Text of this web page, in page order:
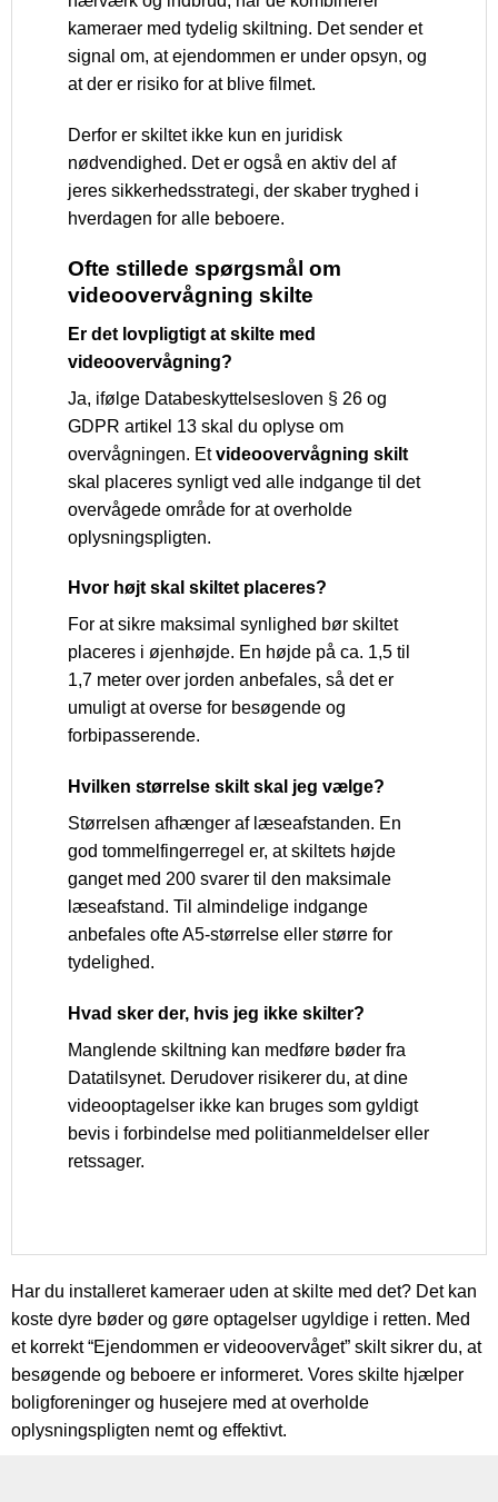
kameraer med tydelig skiltning. Det sender et
signal om, at ejendommen er under opsyn, og
at der er risiko for at blive filmet.
Derfor er skiltet ikke kun en juridisk
nødvendighed. Det er også en aktiv del af
jeres sikkerhedsstrategi, der skaber tryghed i
hverdagen for alle beboere.
Ofte stillede spørgsmål om
videoovervågning skilte
Er det lovpligtigt at skilte med
videoovervågning?
Ja, ifølge Databeskyttelsesloven § 26 og
GDPR artikel 13 skal du oplyse om
overvågningen. Etvideoovervågning skilt
skal placeres synligt ved alle indgange til det
overvågede område for at overholde
oplysningspligten.
Hvor højt skal skiltet placeres?
For at sikre maksimal synlighed bør skiltet
placeres i øjenhøjde. En højde på ca. 1,5 til
1,7 meter over jorden anbefales, så det er
umuligt at overse for besøgende og
forbipasserende.
Hvilken størrelse skilt skal jeg vælge?
Størrelsen afhænger af læseafstanden. En
god tommelfingerregel er, at skiltets højde
ganget med 200 svarer til den maksimale
læseafstand. Til almindelige indgange
anbefales ofte A5-størrelse eller større for
tydelighed.
Hvad sker der, hvis jeg ikke skilter?
Manglende skiltning kan medføre bøder fra
Datatilsynet. Derudover risikerer du, at dine
videooptagelser ikke kan bruges som gyldigt
bevis i forbindelse med politianmeldelser eller
retssager.
Har du installeret kameraer uden at skilte med det? Det kan
koste dyre bøder og gøre optagelser ugyldige i retten. Med
et korrekt “Ejendommen er videoovervåget” skilt sikrer du, at
besøgende og beboere er informeret. Vores skilte hjælper
boligforeninger og husejere med at overholde
oplysningspligten nemt og effektivt.